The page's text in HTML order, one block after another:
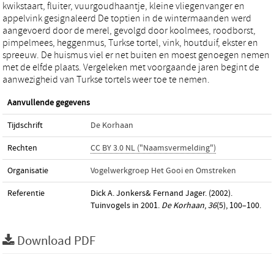
kwikstaart, fluiter, vuurgoudhaantje, kleine vliegenvanger en
appelvink gesignaleerd De toptien in de wintermaanden werd
aangevoerd door de merel, gevolgd door koolmees, roodborst,
pimpelmees, heggenmus, Turkse tortel, vink, houtduif, ekster en
spreeuw. De huismus viel er net buiten en moest genoegen nemen
met de elfde plaats. Vergeleken met voorgaande jaren begint de
aanwezigheid van Turkse tortels weer toe te nemen.
Aanvullende gegevens
Tijdschrift De Korhaan
Rechten CC BY 3.0 NL ("Naamsvermelding")
Organisatie Vogelwerkgroep Het Gooi en Omstreken
Referentie
Dick A. Jonkers& Fernand Jager. (2002).
Tuinvogels in 2001. De Korhaan, 36(5), 100–100.
Download PDF